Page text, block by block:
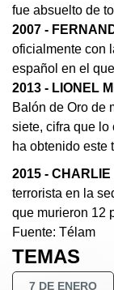
fue absuelto de
2007 -
oficialmente con
español en el
2013 - LIONEL
Balón de Oro de
siete, cifra que lo
ha obtenido este
2015 - CHARLIE
terrorista en la
que murieron 12
Fuente: Télam
TEMAS
7 DE ENERO